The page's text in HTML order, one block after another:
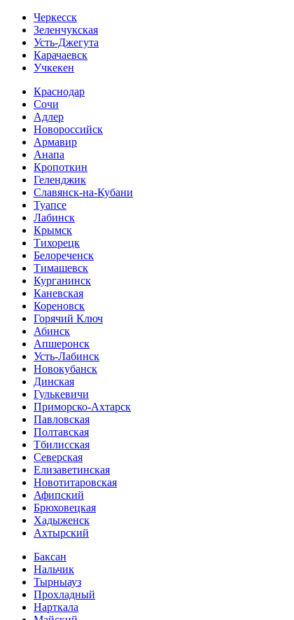
Черкесск
Зеленчукская
Усть-Джегута
Карачаевск
Учкекен
Краснодар
Сочи
Адлер
Новороссийск
Армавир
Анапа
Кропоткин
Геленджик
Славянск-на-Кубани
Туапсе
Лабинск
Крымск
Тихорецк
Белореченск
Тимашевск
Курганинск
Каневская
Кореновск
Горячий Ключ
Абинск
Апшеронск
Усть-Лабинск
Новокубанск
Динская
Гулькевичи
Приморско-Ахтарск
Павловская
Полтавская
Тбилисская
Северская
Елизаветинская
Новотитаровская
Афипский
Брюховецкая
Хадыженск
Ахтырский
Баксан
Нальчик
Тырныауз
Прохладный
Нарткала